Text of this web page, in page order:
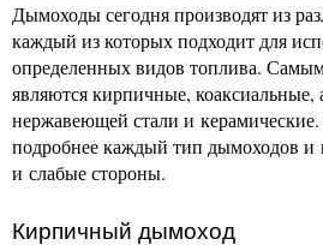
Дымоходы сегодня производят из
каждый из которых подходит для
определенных видов топлива.
являются кирпичные, коаксиальные,
нержавеющей стали и
подробнее каждый тип дымоходов
и слабые стороны.
Кирпичный дымоход